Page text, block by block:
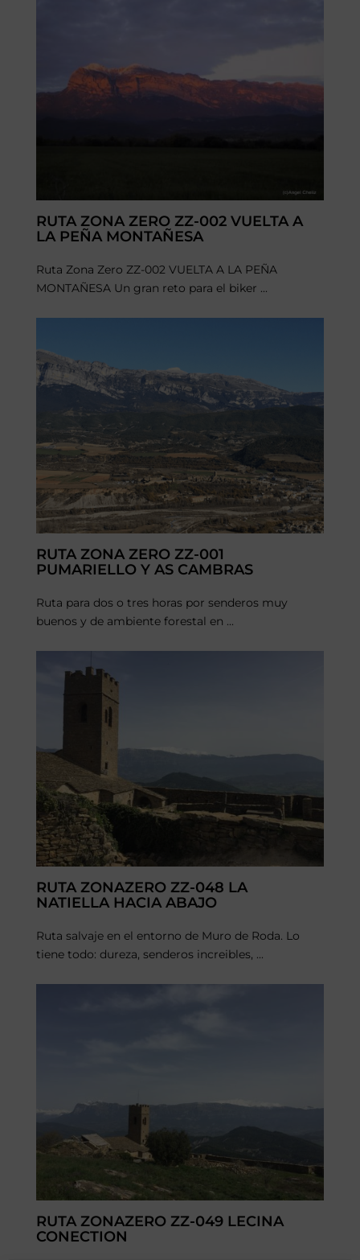
RUTA ZONA ZERO ZZ-002 VUELTA A
LA PEÑA MONTAÑESA
Ruta Zona Zero ZZ-002 VUELTA A LA PEÑA
MONTAÑESA Un gran reto para el biker ...
RUTA ZONA ZERO ZZ-001
PUMARIELLO Y AS CAMBRAS
Ruta para dos o tres horas por senderos muy
buenos y de ambiente forestal en ...
RUTA ZONAZERO ZZ-048 LA
NATIELLA HACIA ABAJO
Ruta salvaje en el entorno de Muro de Roda. Lo
tiene todo: dureza, senderos increibles, ...
RUTA ZONAZERO ZZ-049 LECINA
CONECTION